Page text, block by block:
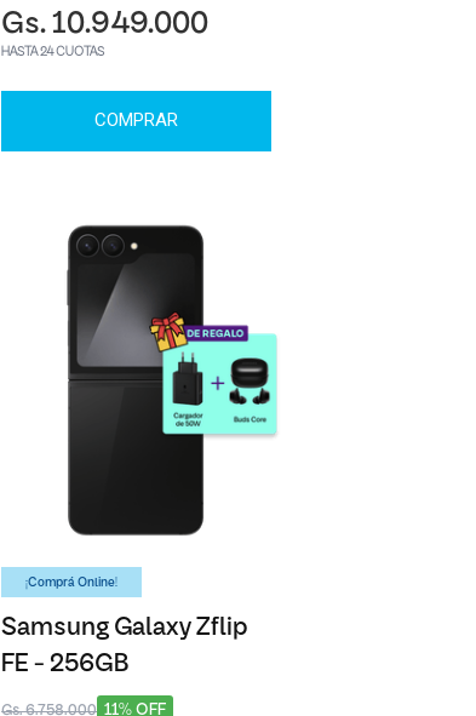
Gs. 10.949.000
HASTA 24 CUOTAS
COMPRAR
¡Comprá Online!
Samsung Galaxy Zflip
FE - 256GB
11% OFF
Gs. 6.758.000